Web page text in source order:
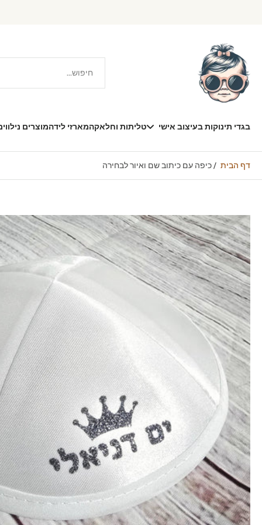
בגדי תינוקות בעיצוב אישי טליתות וחלאקהמארזי לידהמוצרים
דף הבית /כיפה עם כיתוב שם ואיור לבחירה